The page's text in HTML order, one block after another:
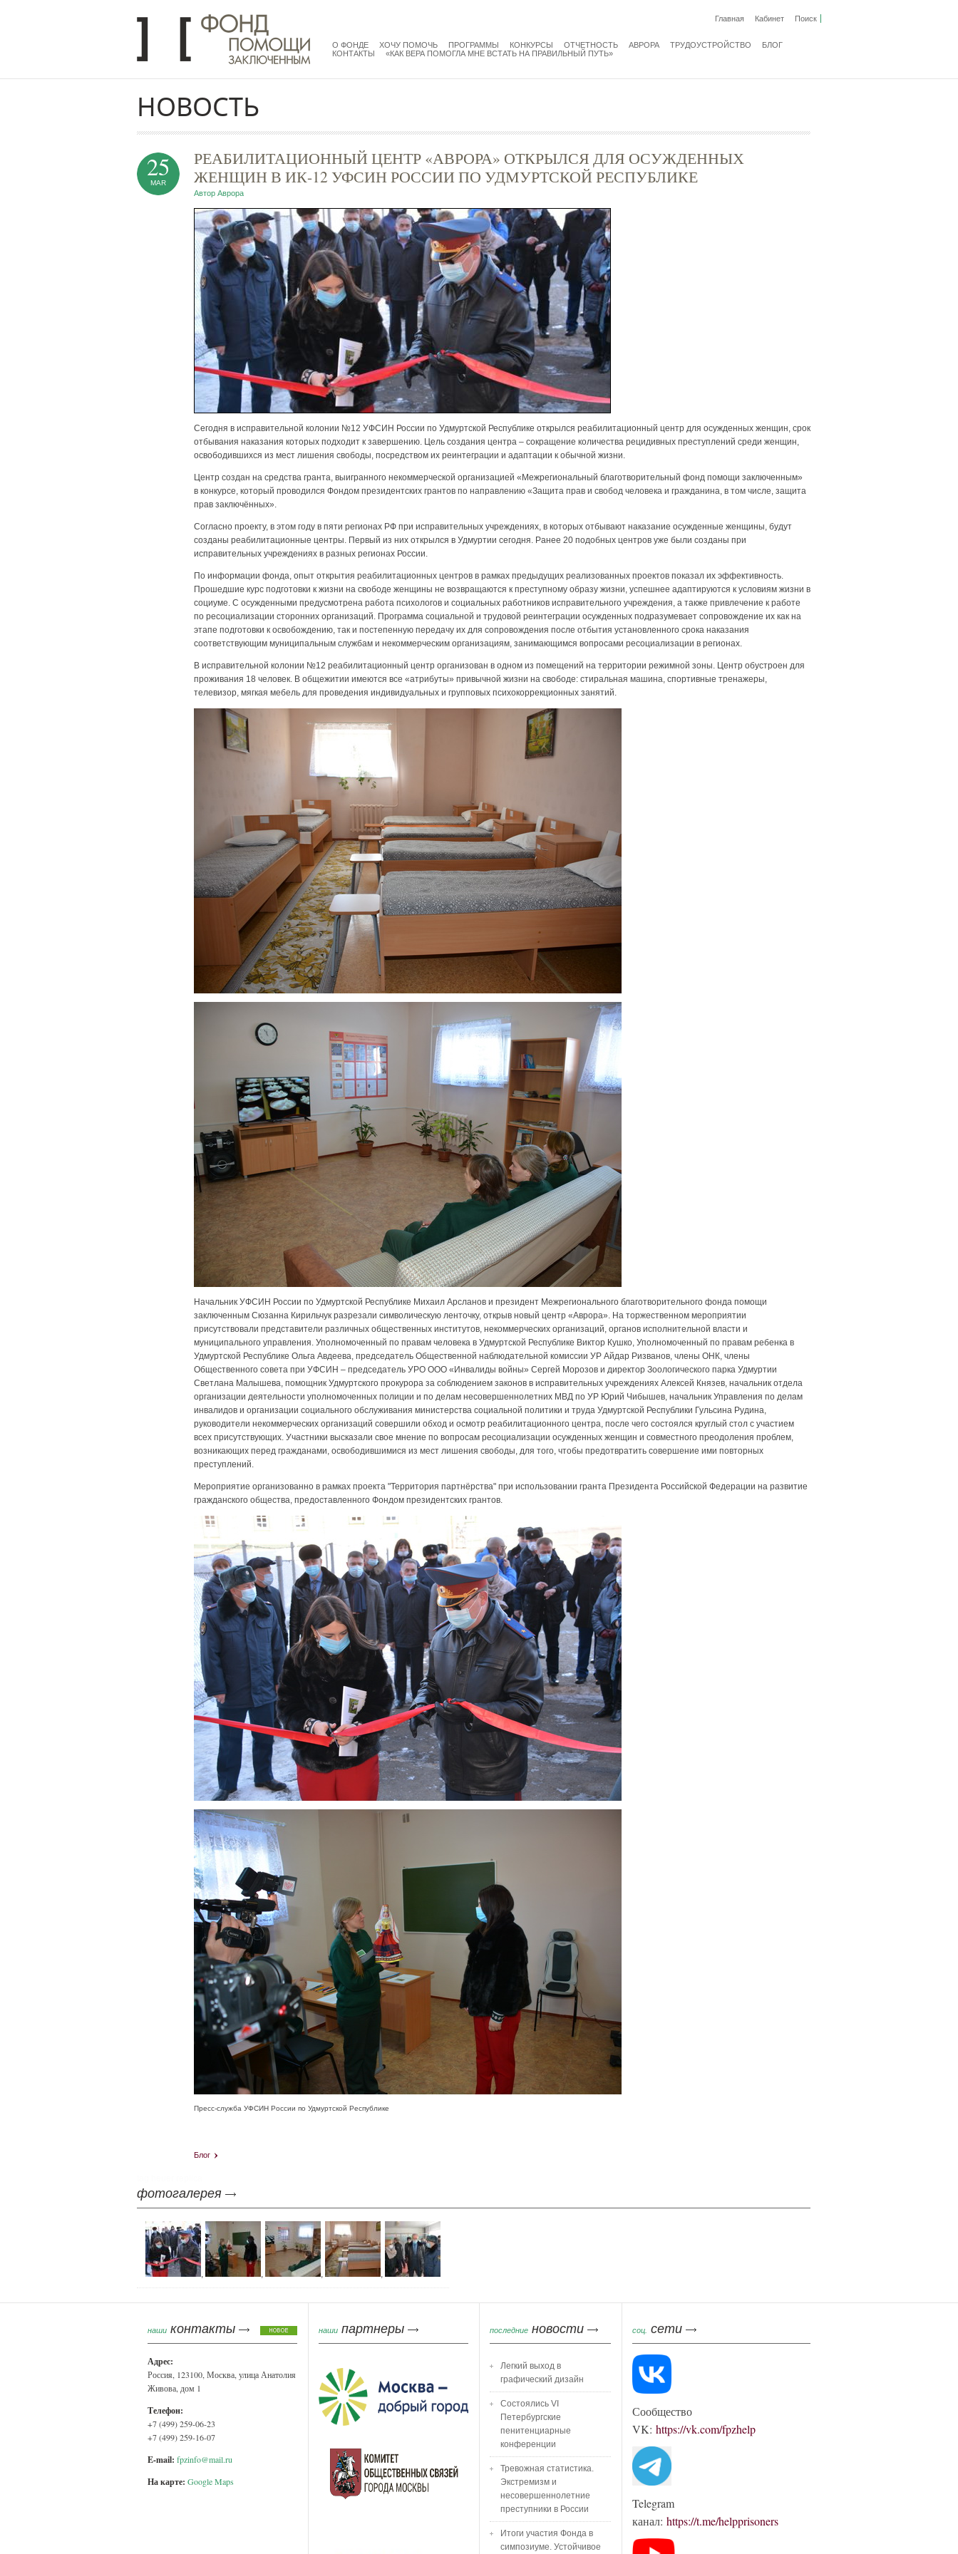
Главная Кабинет Поиск
mainmenu
О ФОНДЕ ХОЧУ ПОМОЧЬ ПРОГРАММЫ КОНКУРСЫ ОТЧЕТНОСТЬ АВРОРА ТРУДОУСТРОЙСТВО
БЛОГ
КОНТАКТЫ
«КАК ВЕРА ПОМОГЛА МНЕ ВСТАТЬ НА ПРАВИЛЬНЫЙ ПУТЬ»
НОВОСТЬ
РЕАБИЛИТАЦИОННЫЙ ЦЕНТР «АВРОРА» ОТКРЫЛСЯ ДЛЯ ОСУЖДЕННЫХ
ЖЕНЩИН В ИК-12 УФСИН РОССИИ ПО УДМУРТСКОЙ РЕСПУБЛИКЕ
Автор Аврора
25
MAR
Сегодня в исправительной колонии №12 УФСИН России по Удмуртской Республике открылся реабилитационный центр для осужденных женщин, срок
отбывания наказания которых подходит к завершению. Цель создания центра – сокращение количества рецидивных преступлений среди женщин,
освободившихся из мест лишения свободы, посредством их реинтеграции и адаптации к обычной жизни.
Центр создан на средства гранта, выигранного некоммерческой организацией «Межрегиональный благотворительный фонд помощи заключенным»
в конкурсе, который проводился Фондом президентских грантов по направлению «Защита прав и свобод человека и гражданина, в том числе, защита
прав заключённых».
Согласно проекту, в этом году в пяти регионах РФ при исправительных учреждениях, в которых отбывают наказание осужденные женщины, будут
созданы реабилитационные центры. Первый из них открылся в Удмуртии сегодня. Ранее 20 подобных центров уже были созданы при
исправительных учреждениях в разных регионах России.
По информации фонда, опыт открытия реабилитационных центров в рамках предыдущих реализованных проектов показал их эффективность.
Прошедшие курс подготовки к жизни на свободе женщины не возвращаются к преступному образу жизни, успешнее адаптируются к условиям жизни в
социуме. С осужденными предусмотрена работа психологов и социальных работников исправительного учреждения, а также привлечение к работе
по ресоциализации сторонних организаций. Программа социальной и трудовой реинтеграции осужденных подразумевает сопровождение их как на
этапе подготовки к освобождению, так и постепенную передачу их для сопровождения после отбытия установленного срока наказания
соответствующим муниципальным службам и некоммерческим организациям, занимающимся вопросами ресоциализации в регионах.
В исправительной колонии №12 реабилитационный центр организован в одном из помещений на территории режимной зоны. Центр обустроен для
проживания 18 человек. В общежитии имеются все «атрибуты» привычной жизни на свободе: стиральная машина, спортивные тренажеры,
телевизор, мягкая мебель для проведения индивидуальных и групповых психокоррекционных занятий.
Начальник УФСИН России по Удмуртской Республике Михаил Арсланов и президент Межрегионального благотворительного фонда помощи
заключенным Сюзанна Кирильчук разрезали символическую ленточку, открыв новый центр «Аврора». На торжественном мероприятии
присутствовали представители различных общественных институтов, некоммерческих организаций, органов исполнительной власти и
муниципального управления. Уполномоченный по правам человека в Удмуртской Республике Виктор Кушко, Уполномоченный по правам ребенка в
Удмуртской Республике Ольга Авдеева, председатель Общественной наблюдательной комиссии УР Айдар Ризванов, члены ОНК, члены
Общественного совета при УФСИН – председатель УРО ООО «Инвалиды войны» Сергей Морозов и директор Зоологического парка Удмуртии
Светлана Малышева, помощник Удмуртского прокурора за соблюдением законов в исправительных учреждениях Алексей Князев, начальник отдела
организации деятельности уполномоченных полиции и по делам несовершеннолетних МВД по УР Юрий Чибышев, начальник Управления по делам
инвалидов и организации социального обслуживания министерства социальной политики и труда Удмуртской Республики Гульсина Рудина,
руководители некоммерческих организаций совершили обход и осмотр реабилитационного центра, после чего состоялся круглый стол с участием
всех присутствующих. Участники высказали свое мнение по вопросам ресоциализации осужденных женщин и совместного преодоления проблем,
возникающих перед гражданами, освободившимися из мест лишения свободы, для того, чтобы предотвратить совершение ими повторных
преступлений.
Мероприятие организованно в рамках проекта "Территория партнёрства" при использовании гранта Президента Российской Федерации на развитие
гражданского общества, предоставленного Фондом президентских грантов.
Пресс-служба УФСИН России по Удмуртской Республике
Блог
фотогалерея
, , , ,
наши контакты
Адрес:
Россия, 123100, Москва, улица Анатолия
Живова, дом 1
Телефон:
+7 (499) 259-06-23
+7 (499) 259-16-07
E-mail: fpzinfo@mail.ru
На карте: Google Maps
наши партнеры последние новости
Легкий выход в
графический дизайн
Состоялись VI
Петербургские
пенитенциарные
конференции
Тревожная статистика.
Экстремизм и
несовершеннолетние
преступники в России
Итоги участия Фонда в
симпозиуме. Устойчивое
соц. сети
Сообщество
VK: https://vk.com/fpzhelp
Telegram
канал: https://t.me/helpprisoners